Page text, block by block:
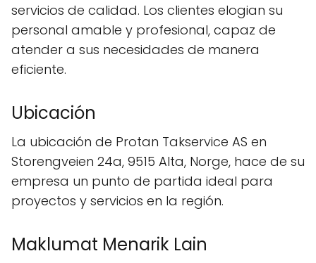
servicios de calidad. Los clientes elogian su
personal amable y profesional, capaz de
atender a sus necesidades de manera
eficiente.
Ubicación
La ubicación de Protan Takservice AS en
Storengveien 24a, 9515 Alta, Norge, hace de su
empresa un punto de partida ideal para
proyectos y servicios en la región.
Maklumat Menarik Lain